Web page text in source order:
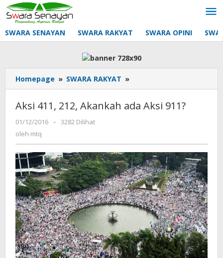
Lewati
ke
konten
SWARA SENAYAN SWARA RAKYAT SWARA OPINI
Homepage » SWARA RAKYAT »
411,
Akankah
Aksi 411, 212, Akankah ada Aksi 911?
01/12/2016
oleh
-
3282 Dilihat
oleh mtq